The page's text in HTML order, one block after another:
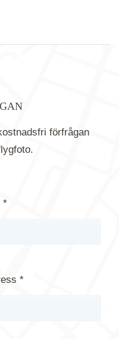
förfrågan
*
*